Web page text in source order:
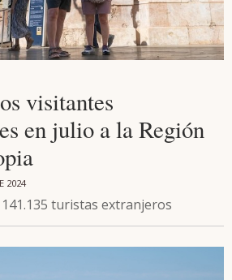
visitantes
en julio a la Región
2024
turistas extranjeros